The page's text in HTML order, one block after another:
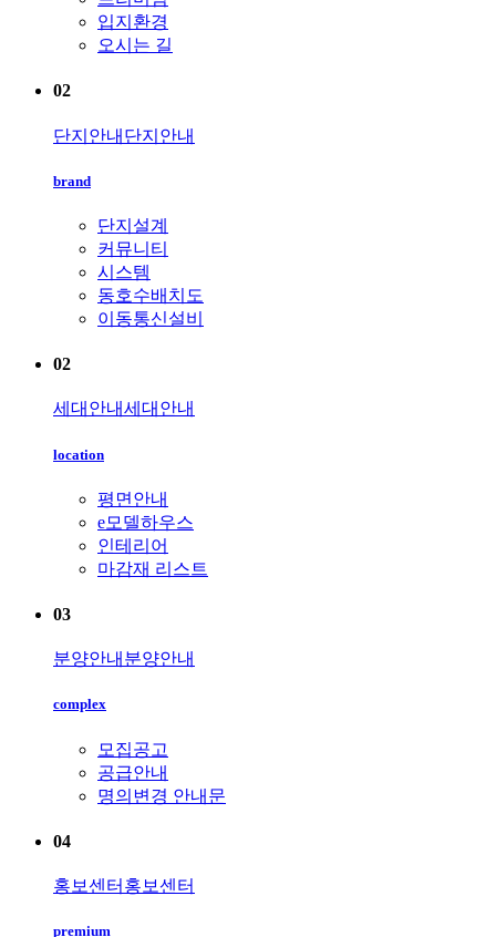
입지환경
오시는 길
02
단지안내 단지안내
brand
단지설계
커뮤니티
시스템
동호수배치도
이동통신설비
02
세대안내세대안내
location
평면안내
e모델하우스
인테리어
마감재 리스트
03
분양안내 분양안내
complex
모집공고
공급안내
명의변경 안내문
04
홍보센터 홍보센터
premium